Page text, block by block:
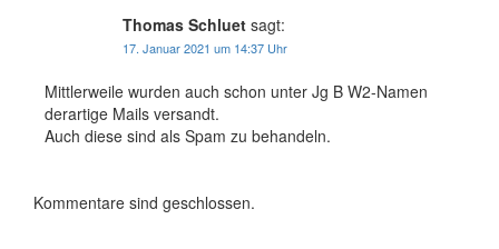
Thomas Schluet sagt:
17. Januar 2021 um 14:37 Uhr
Mittlerweile wurden auch schon unter Jg B W2-Namen
derartige Mails versandt.
Auch diese sind als Spam zu behandeln.
Kommentare sind geschlossen.